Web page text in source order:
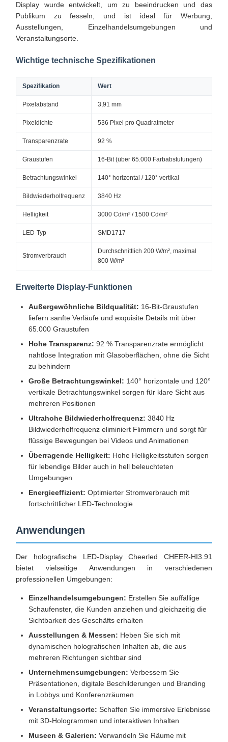
Display wurde entwickelt, um zu beeindrucken und das
Publikum zu fesseln, und ist ideal für Werbung,
Ausstellungen, Einzelhandelsumgebungen und
Veranstaltungsorte.
Wichtige technische Spezifikationen
Spezifikation Wert
Pixelabstand 3,91 mm
Pixeldichte 536 Pixel pro Quadratmeter
Transparenzrate 92 %
Graustufen 16-Bit (über 65.000 Farbabstufungen)
Betrachtungswinkel 140° horizontal / 120° vertikal
Bildwiederholfrequenz 3840 Hz
Helligkeit 3000 Cd/m² / 1500 Cd/m²
LED-Typ SMD1717
Stromverbrauch
Durchschnittlich 200 W/m², maximal
800 W/m²
Erweiterte Display-Funktionen
Außergewöhnliche Bildqualität: 16-Bit-Graustufen
liefern sanfte Verläufe und exquisite Details mit über
65.000 Graustufen
Hohe Transparenz: 92 % Transparenzrate ermöglicht
nahtlose Integration mit Glasoberflächen, ohne die Sicht
zu behindern
Große Betrachtungswinkel: 140° horizontale und 120°
vertikale Betrachtungswinkel sorgen für klare Sicht aus
mehreren Positionen
Ultrahohe Bildwiederholfrequenz: 3840 Hz
Bildwiederholfrequenz eliminiert Flimmern und sorgt für
flüssige Bewegungen bei Videos und Animationen
Überragende Helligkeit: Hohe Helligkeitsstufen sorgen
für lebendige Bilder auch in hell beleuchteten
Umgebungen
Energieeffizient: Optimierter Stromverbrauch mit
fortschrittlicher LED-Technologie
Anwendungen
Der holografische LED-Display Cheerled CHEER-HI3.91
bietet vielseitige Anwendungen in verschiedenen
professionellen Umgebungen:
Einzelhandelsumgebungen: Erstellen Sie auffällige
Schaufenster, die Kunden anziehen und gleichzeitig die
Sichtbarkeit des Geschäfts erhalten
Ausstellungen & Messen: Heben Sie sich mit
dynamischen holografischen Inhalten ab, die aus
mehreren Richtungen sichtbar sind
Unternehmensumgebungen: Verbessern Sie
Präsentationen, digitale Beschilderungen und Branding
in Lobbys und Konferenzräumen
Veranstaltungsorte: Schaffen Sie immersive Erlebnisse
mit 3D-Hologrammen und interaktiven Inhalten
Museen & Galerien: Verwandeln Sie Räume mit